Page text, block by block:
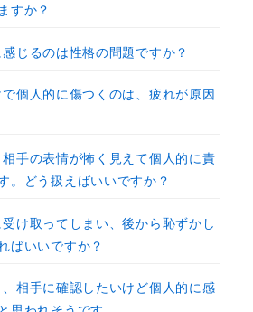
すか？
じるのは性格の問題ですか？
個人的に傷つくのは、疲れが原因
手の表情が怖く見えて個人的に責
。どう扱えばいいですか？
け取ってしまい、後から恥ずかし
ばいいですか？
相手に確認したいけど個人的に感